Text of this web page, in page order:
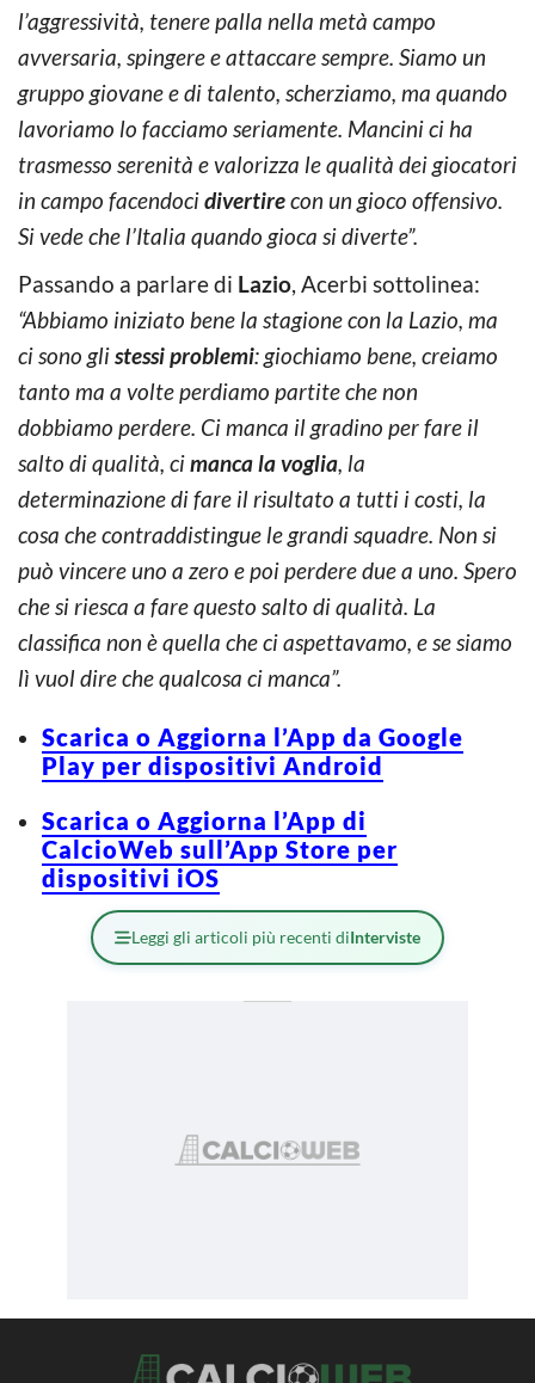
l’aggressività, tenere palla nella metà campo
avversaria, spingere e attaccare sempre. Siamo un
gruppo giovane e di talento, scherziamo, ma quando
lavoriamo lo facciamo seriamente. Mancini ci ha
trasmesso serenità e valorizza le qualità dei giocatori
in campo facendocidivertirecon un gioco offensivo.
Si vede che l’Italia quando gioca si diverte”.
Passando a parlare di Lazio, Acerbi sottolinea:
“Abbiamo iniziato bene la stagione con la Lazio, ma
ci sono glistessi problemi: giochiamo bene, creiamo
tanto ma a volte perdiamo partite che non
dobbiamo perdere. Ci manca il gradino per fare il
salto di qualità, cimanca la voglia, la
determinazione di fare il risultato a tutti i costi, la
cosa che contraddistingue le grandi squadre. Non si
può vincere uno a zero e poi perdere due a uno. Spero
che si riesca a fare questo salto di qualità. La
classifica non è quella che ci aspettavamo, e se siamo
lì vuol dire che qualcosa ci manca”.
Scarica o Aggiorna l’App da Google
Play per dispositivi Android
Scarica o Aggiorna l’App di
CalcioWeb sull’App Store per
dispositivi iOS
Leggi gli articoli più recenti diInterviste